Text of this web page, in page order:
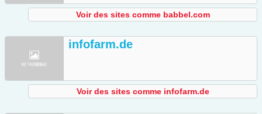
Voir des sites comme babbel.com
infofarm.de
Voir des sites comme infofarm.de